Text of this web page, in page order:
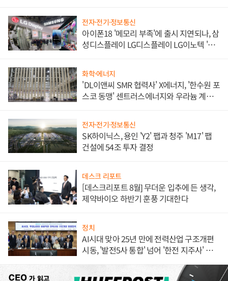
전자·전기·정보통신
아이폰18 '메모리 부족'에 출시 지연되나, 삼
성디스플레이 LG디스플레이 LG이노텍 '탈
화학·에너지
'DL이앤씨 SMR 협력사' X에너지, '한수원 포
스코 동맹' 센트러스에너지와 우라늄 계약
전자·전기·정보통신
SK하이닉스, 용인 'Y2' 팹과 청주 'M17' 팹
건설에 54조 투자 결정
데스크 리포트
[데스크리포트 8월] 무더운 입추에 든 생각,
제약바이오 하반기 훈풍 기대한다
정치
AI시대 맞아 25년 만에 전력산업 구조개편
시동, '발전5사 통합' 넘어 '한전 지주사' 재편